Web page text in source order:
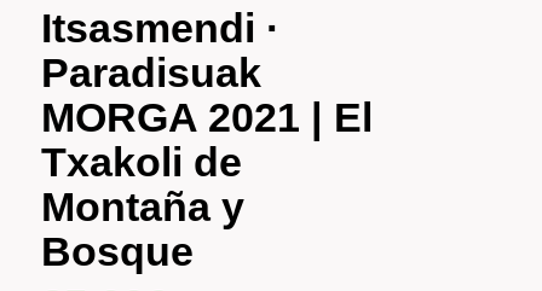
Itsasmendi ·
Paradisuak
MORGA 2021 | El
Txakoli de
Montaña y
Bosque